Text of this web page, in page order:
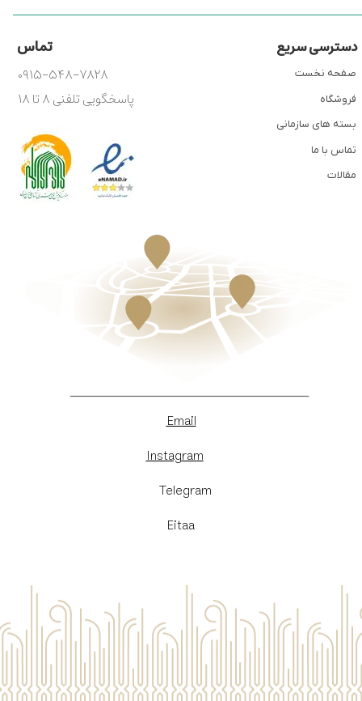
دسترسی سریع تماس
۰۹۱۵-۵۴۸-۷۸۲۸
پاسخگویی تلفنی ۸ تا ۱۸
صفحه نخست
فروشگاه
بسته های سازمانی
تماس با ما
مقالات
Email
Instagram
​Telegram
Eitaa